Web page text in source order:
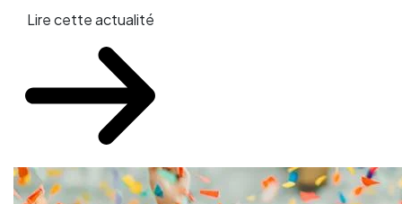
Lire cette actualité